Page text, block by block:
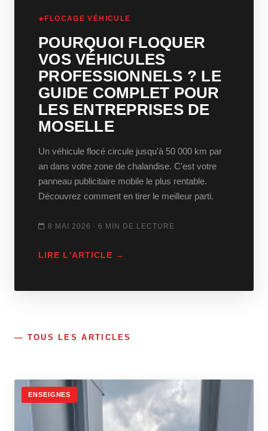
FLOCAGE VÉHICULE
POURQUOI FLOQUER
VOS VÉHICULES
PROFESSIONNELS ? LE
GUIDE COMPLET POUR
LES ENTREPRISES DE
MOSELLE
Un véhicule flocé circule jusqu'à 50 000 km par
an dans votre zone de chalandise. C'est votre
panneau publicitaire mobile le plus rentable.
Découvrez comment en tirer le meilleur parti.
8 MAI 2026 · 6 MIN DE LECTURE
LIRE L'ARTICLE →
TOUS LES ARTICLES
ENSEIGNES